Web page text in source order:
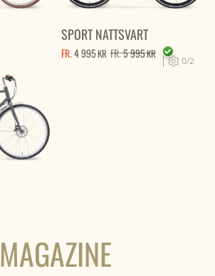
SPORT NATTSVART
FR.4 995KR FR.5 995KR
0/2
MAGAZINE